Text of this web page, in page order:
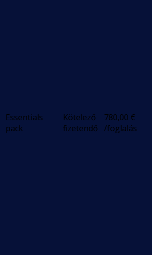
Essentials
pack
Kötelező
fizetendő
780,00 €
/foglalás